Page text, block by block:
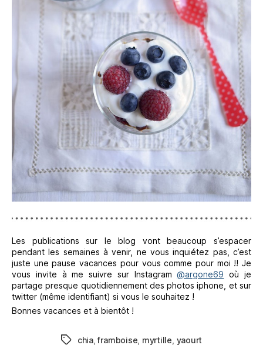
Les publications sur le blog vont beaucoup s’espacer
pendant les semaines à venir, ne vous inquiétez pas, c’est
juste une pause vacances pour vous comme pour moi !! Je
vous invite à me suivre sur Instagram@argone69 où je
partage presque quotidiennement des photos iphone, et sur
twitter (même identifiant) si vous le souhaitez !
Bonnes vacances et à bientôt !
Étiquettes
chia,framboise myrtille yaourt